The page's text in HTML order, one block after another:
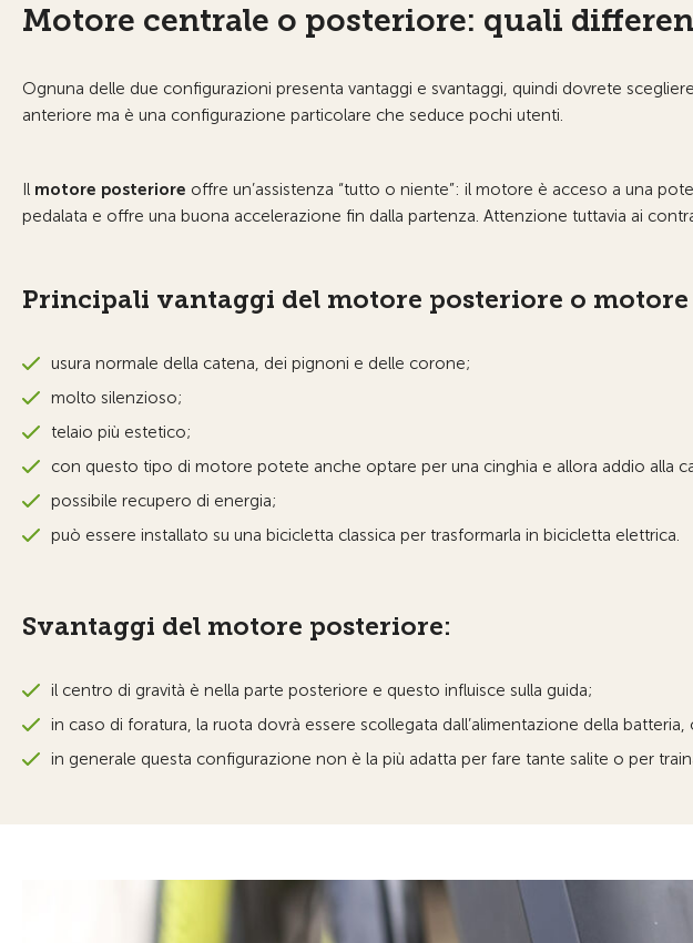
Motore centrale o posteriore: quali
Ognuna delle due configurazioni presenta vantaggi e svantaggi, quindi dovrete
anteriore ma è una configurazione particolare che seduce pochi utenti.
Il motore posteriore offre un’assistenza “tutto o niente”: il motore è acceso a una
pedalata e offre una buona accelerazione fin dalla partenza. Attenzione tuttavia ai
Principali vantaggi del motore posteriore o
usura normale della catena, dei pignoni e delle corone;
molto silenzioso;
telaio più estetico;
con questo tipo di motore potete anche optare per una cinghia e allora addio alla
possibile recupero di energia;
può essere installato su una bicicletta classica per trasformarla in bicicletta elettrica.
Svantaggi del motore posteriore:
il centro di gravità è nella parte posteriore e questo influisce sulla guida;
in caso di foratura, la ruota dovrà essere scollegata dall’alimentazione della
in generale questa configurazione non è la più adatta per fare tante salite o per